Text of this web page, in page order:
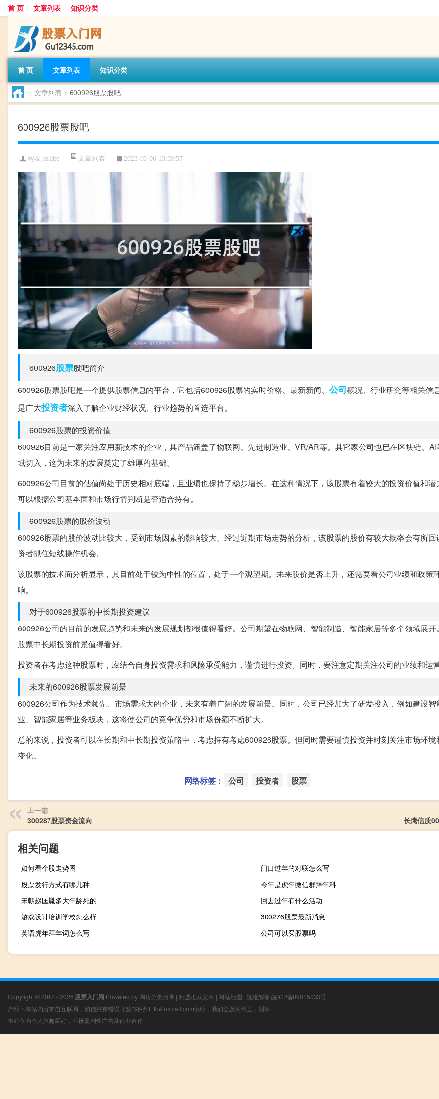
首 页 文章列表 知识分类
首 页 文章列表 知识分类
> 文章列表 > 600926股票股吧
600926股票股吧
网友:sslake 文章列表 2023-03-06 13:39:57
600926股票股吧简介
600926股票股吧是一个提供股票信息的平台，它包括600926股票的实时价格、最新新闻、 公司概况、行业研究等相关信
是广大投资者深入了解企业财经状况、行业趋势的首选平台。
600926股票的投资价值
600926目前是一家关注应用新技术的企业，其产品涵盖了物联网、先进制造业、VR/AR等。其它家公司也已在区块链、
域切入，这为未来的发展奠定了雄厚的基础。
600926公司目前的估值尚处于历史相对底端，且业绩也保持了稳步增长。在这种情况下，该股票有着较大的投资价值和潜
可以根据公司基本面和市场行情判断是否适合持有。
600926股票的股价波动
600926股票的股价波动比较大，受到市场因素的影响较大。经过近期市场走势的分析，该股票的股价有较大概率会有所回
资者抓住短线操作机会。
该股票的技术面分析显示，其目前处于较为中性的位置，处于一个观望期。未来股价是否上升，还需要看公司业绩和政策
响。
对于600926股票的中长期投资建议
600926公司的目前的发展趋势和未来的发展规划都很值得看好。公司期望在物联网、智能制造、智能家居等多个领域展开
股票中长期投资前景值得看好。
投资者在考虑这种股票时，应结合自身投资需求和风险承受能力，谨慎进行投资。同时，要注意定期关注公司的业绩和运
未来的600926股票发展前景
600926公司作为技术领先、市场需求大的企业，未来有着广阔的发展前景。同时，公司已经加大了研发投入，例如建设智
业、智能家居等业务板块，这将使公司的竞争优势和市场份额不断扩大。
总的来说，投资者可以在长期和中长期投资策略中，考虑持有考虑600926股票。但同时需要谨慎投资并时刻关注市场环境
变化。
网络标签： 公司 投资者 股票
上一篇
300287股票资金流向
长鹰信质
相关问题
如何看个股走势图
门口过年的对联怎么写
股票发行方式有哪几种
今年是虎年微信群拜年科
宋朝赵匡胤多大年龄死的
回去过年有什么活动
游戏设计培训学校怎么样
300276股票最新消息
英语虎年拜年词怎么写
公司可以买股票吗
Copyright © 2012 - 2026 股票入门网 Powered by 网站分类目录 | 精选推荐文章 | 网站地图 | 疑难解答 皖ICP备09015033号
声明：本站内容来自互联网，如信息有错误可发邮件到f_fb#foxmail.com说明，我们会及时纠正，谢谢
本站仅为个人兴趣爱好，不接盈利性广告及商业合作